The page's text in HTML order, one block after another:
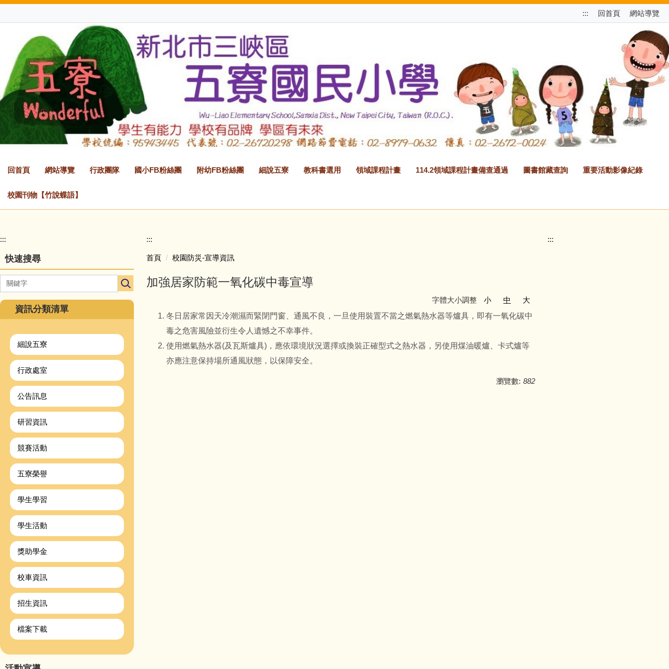
區
:::
至
回首頁 網站導覽
回首頁 網站導覽 行政團隊 國小FB粉絲團 附幼FB粉絲團 細說五寮 教科書選用 領域課程計畫 114.2領域課程計畫備查通過 圖書館藏查詢 重要活動影像紀錄
校園刊物【竹說蝶語】
園
主
選
單
導
覽
:::
快速搜尋
資訊分類清單
細說五寮
行政處室
公告訊息
研習資訊
競賽活動
五寮榮譽
學生學習
學生活動
獎助學金
校車資訊
招生資訊
檔案下載
:::
首頁 校園防災-宣導資訊
加強居家防範一氧化碳中毒宣導
字體大小調整 小 中
大
冬日居家常因天冷潮濕而緊閉門窗、通風不良，一旦使用裝置不當之燃氣熱水器等爐具，即有一氧化碳中
毒之危害風險並衍生令人遺憾之不幸事件。
使用燃氣熱水器(及瓦斯爐具)，應依環境狀況選擇或換裝正確型式之熱水器，另使用煤油暖爐、卡式爐等
亦應注意保持場所通風狀態，以保障安全。
瀏覽數: 882
:::